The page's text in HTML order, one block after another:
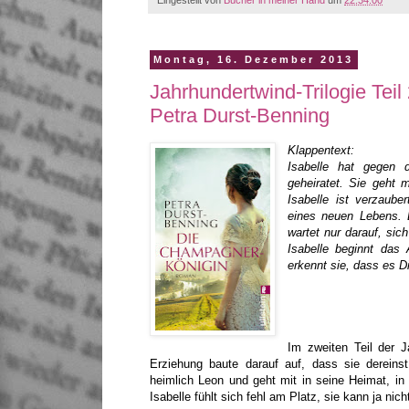
Montag, 16. Dezember 2013
Jahrhundertwind-Trilogie
Petra Durst-Benning
Klappentext:
Isabelle hat gegen
geheiratet. Sie geht
Isabelle ist
eines neuen Lebens.
wartet nur darauf,
Isabelle beginnt das
erkennt sie, dass es
Im zweiten Teil der
Erziehung baute darauf auf, dass sie
heimlich Leon und geht mit in seine Heimat,
Isabelle fühlt sich fehl am Platz, sie kann ja